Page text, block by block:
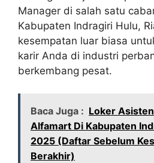
Manager di salah satu
Kabupaten Indragiri Hulu,
kesempatan luar biasa
karir Anda di industri
berkembang pesat.
Baca Juga : Loker
Alfamart Di Kabupaten
2025 (Daftar Sebelum
Berakhir)